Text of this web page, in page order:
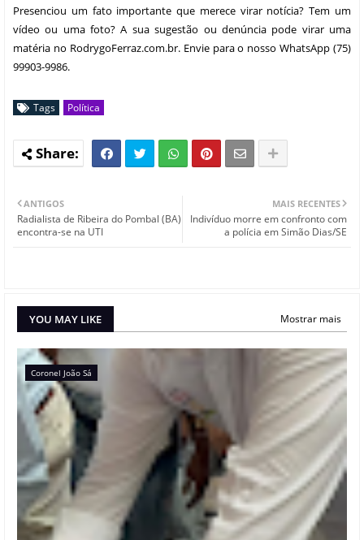
Presenciou um fato importante que merece virar notícia? Tem um
vídeo ou uma foto? A sua sugestão ou denúncia pode virar uma
matéria no RodrygoFerraz.com.br. Envie para o nosso WhatsApp (75)
99903-9986.
Tags Política
MAIS RECENTES
Indivíduo morre em confronto com
a polícia em Simão Dias/SE
ANTIGOS
Radialista de Ribeira do Pombal (BA)
encontra-se na UTI
YOU MAY LIKE Mostrar mais
Coronel João Sá